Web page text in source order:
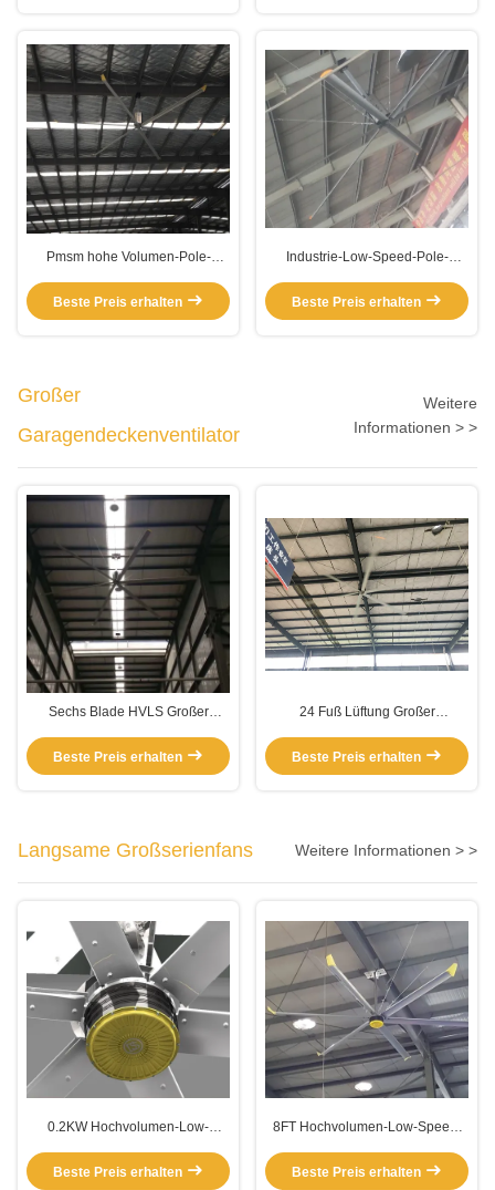
Pmsm hohe Volumen-Pole-
Beste Preis erhalten
Industrie-Low-Speed-Pole-
Beste Preis erhalten
Großer
Garagendeckenventilator
Weitere
Informationen > >
Sechs Blade HVLS Großer
Beste Preis erhalten
24 Fuß Lüftung Großer
Beste Preis erhalten
Langsame Großserienfans Weitere Informationen > >
0.2KW Hochvolumen-Low-
Beste Preis erhalten
8FT Hochvolumen-Low-Speed-
Beste Preis erhalten